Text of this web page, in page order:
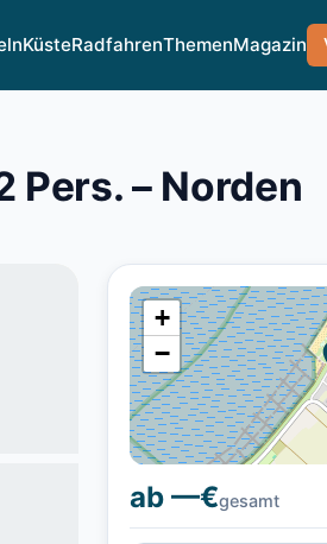
KüsteRadfahrenThemenMagazin
– Norden
+
−
ab —€gesamt